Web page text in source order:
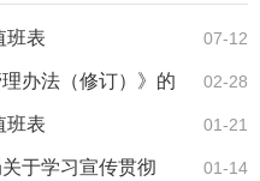
07-12
班表
02-28
办法（修订）》的
01-21
班表
01-14
于学习宣传贯彻